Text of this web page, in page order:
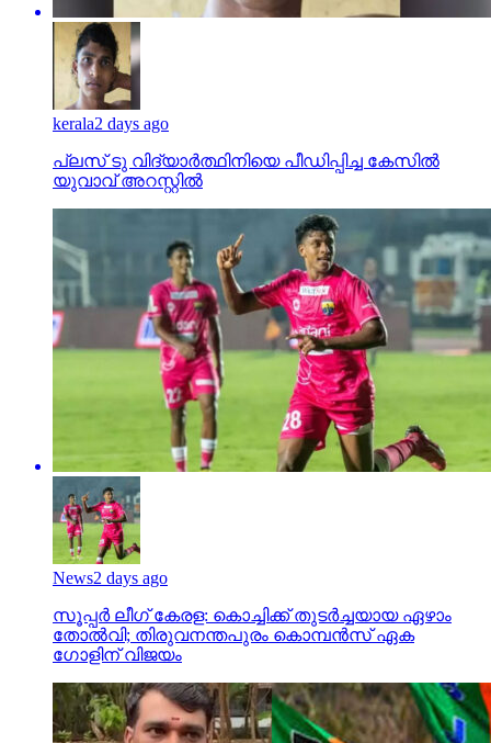
kerala2 days ago
പ്ലസ് ടു വിദ്യാര്‍ത്ഥിനിയെ പീഡിപ്പിച്ച കേസില്‍
യുവാവ് അറസ്റ്റില്‍
News2 days ago
സൂപ്പര്‍ ലീഗ് കേരള: കൊച്ചിക്ക് തുടര്‍ച്ചയായ ഏഴാം
തോല്‍വി; തിരുവനന്തപുരം കൊമ്പന്‍സ് ഏക
ഗോളിന് വിജയം